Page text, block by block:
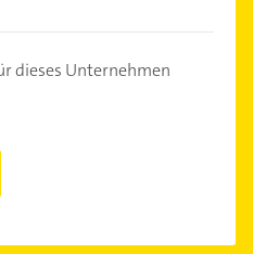
dieses Unternehmen